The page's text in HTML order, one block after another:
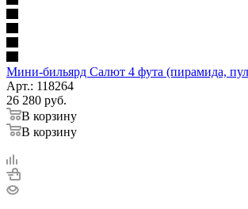
Мини-бильярд Салют 4 фута (пирамида,
Арт.: 118264
26 280 руб.
В корзину
В корзину